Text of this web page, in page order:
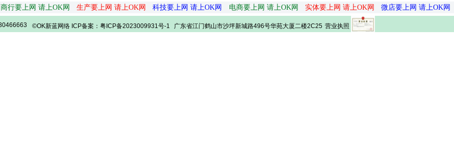
商行要上网 请上OK网 生产要上网 请上OK网 科技要上网 请上OK网 电商要上网 请上OK网 实体要上网 请上OK网 微店要上网 请上OK网
©OK新蓝网络 ICP备案：粤ICP备2023009931号-1 广东省江门鹤山市沙坪新城路496号华苑大厦二楼2C25 营业执照